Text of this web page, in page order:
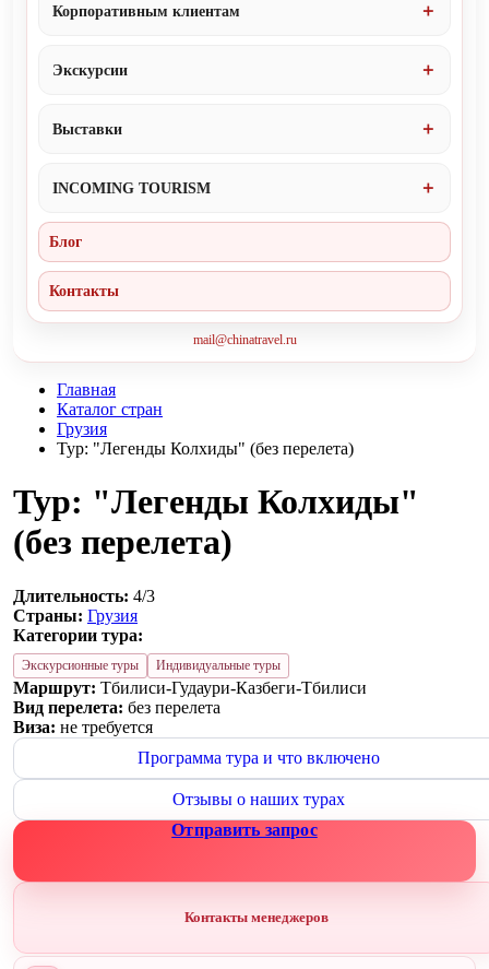
Корпоративным клиентам
Экскурсии
Выставки
INCOMING TOURISM
Блог
Контакты
mail@chinatravel.ru
Главная
Каталог стран
Грузия
Тур: "Легенды Колхиды" (без перелета)
Тур: "Легенды Колхиды"
(без перелета)
Длительность: 4/3
Страны: Грузия
Категории тура:
Экскурсионные туры Индивидуальные туры
Маршрут: Тбилиси-Гудаури-Казбеги-Тбилиси
Вид перелета: без перелета
Виза: не требуется
Программа тура и что включено
Отзывы о наших турах
Отправить запрос
Контакты менеджеров